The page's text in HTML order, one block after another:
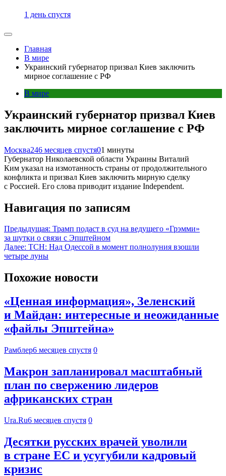
1 день спустя
Главная
В мире
Украинский губернатор призвал Киев заключить
мирное соглашение с РФ
В мире
Украинский губернатор призвал Киев
заключить мирное соглашение с РФ
Москва246 месяцев спустя01 минуты
Губернатор Николаевской области Украины Виталий
Ким указал на измотанность страны от продолжительного
конфликта и призвал Киев заключить мирную сделку
с Россией. Его слова приводит издание Independent.
Навигация по записям
Предыдущая: Трамп подаст в суд на ведущего «Грэмми»
за шутки о связи с Эпштейном
Далее: ТСН: Над Одессой в момент полнолуния взошли
четыре луны
Похожие новости
«Ценная информация», Зеленский
и Майдан: интересные и неожиданные
«файлы Эпштейна»
Рамблер6 месяцев спустя 0
Макрон запланировал масштабный
план по свержению лидеров
африканских стран
Ura.Ru6 месяцев спустя 0
Десятки русских врачей уволили
в стране ЕС и усугубили кадровый
кризис